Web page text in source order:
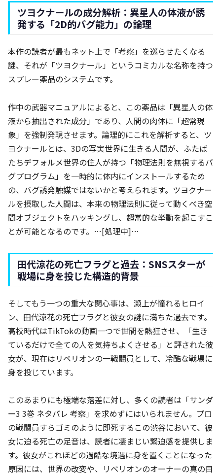
ツヨクナールの成分解析：異星人の体液が誘
発する「2D的バグ能力」の論理
本作の読者が最もネット上で「考察」を巡らせたくなる
謎、それが「ツヨクナール」というコミカルな名称を持つ
スプレー薬品のシステムです。
作中の武器マニュアルによると、この薬品は「異星人の体
液から抽出された成分」であり、人間の肉体に「超常現
象」を強制発現させます。論理的にこれを解析すると、ツ
ヨクナールとは、3Dの写実世界に生きる人間が、ふたば
たちデフォルメ世界の住人が持つ「物理法則を無視するバ
グプログラム」を一時的に体内にインストールするため
の、バグ誘発触媒ではないかと考えられます。ツヨクナー
ルを摂取した人間は、本来の物理法則に従って動くべき空
間オブジェクトをハッキングし、超常的な挙動を起こすこ
とが可能となるのです。…[処理中]…
田代涼花の死亡フラグと過去：SNSスターが
戦場に身を投じた構造的背景
そしてもう一つの重大な関心事は、瀬上が憧れるヒロイ
ン、田代涼花の死亡フラグと彼女の謎に満ちた過去です。
高校時代はTikTokの動画一つで世間を熱狂させ、「生き
ているだけで全ての人を気持ちよくさせる」と評された彼
女が、現在はリベリオンの一戦闘員として、冷酷な戦場に
身を投じています。
このあまりにも極端な落差に対し、多くの読者は「サンダ
ー3 3巻 ネタバレ 考察」を求めずにはいられません。プロ
の戦闘員すらゴミのように即死するこの渋谷において、彼
女に迫る死亡の足音は、読者に凄まじい緊迫感を提供しま
す。彼女がこれほどの過酷な境遇に身を置くことになった
原因には、世界の改変や、リベリオンのオーナーの真の目